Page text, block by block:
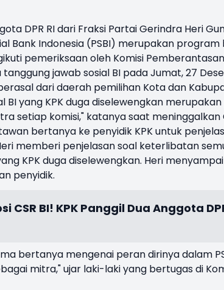
DPR RIdari Fraksi Partai Gerindra Heri
Bank Indonesia (PSBI) merupakan program
pemeriksaan oleh Komisi
jawab sosial BI pada Jumat, 27
dari daerah pemilihan Kota dan
yang KPK duga diselewengkan
setiap komisi," katanya saat meninggalkan
bertanya ke penyidik KPK untuk
memberi penjelasan soal keterlibatan
KPK duga diselewengkan. Heri
penyidik.
CSR BI! KPK Panggil Dua Anggota
bertanya mengenai peran dirinya dalam
mitra," ujar laki-laki yang bertugas di